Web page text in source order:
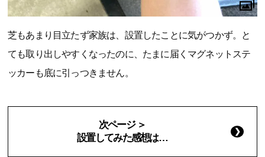
芝もあまり目立たず家族は、設置したことに気がつかず。と
ても取り出しやすくなったのに、たまに届くマグネットステ
ッカーも底に引っつきません。
次ページ ＞
設置してみた感想は…